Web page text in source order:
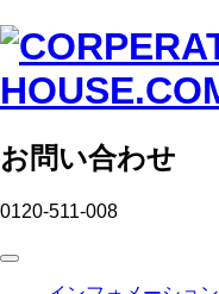
お問い合わせ
0120-511-008